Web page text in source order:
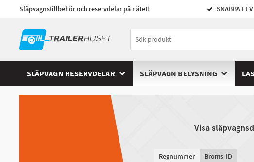
Släpvagnstillbehör och reservdelar på nätet! SNABBA
SLÄPVAGN RESERVDELAR SLÄPVAGN BELYSNING
Visa
Regnummer Broms-ID